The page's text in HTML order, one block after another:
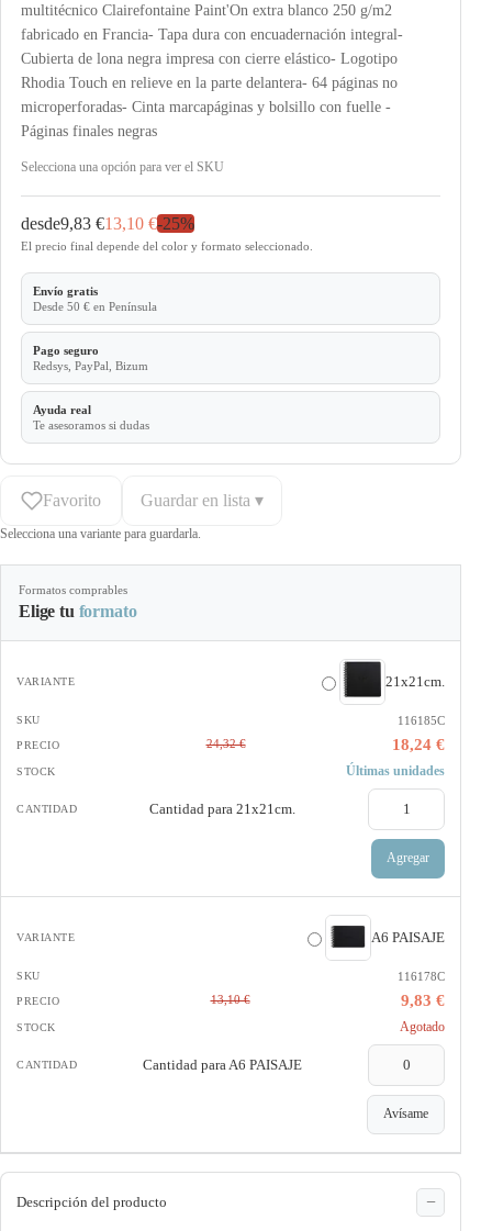
multitécnico Clairefontaine Paint'On extra blanco 250 g/m2
fabricado en Francia- Tapa dura con encuadernación integral-
Cubierta de lona negra impresa con cierre elástico- Logotipo
Rhodia Touch en relieve en la parte delantera- 64 páginas no
microperforadas- Cinta marcapáginas y bolsillo con fuelle -
Páginas finales negras
Selecciona una opción para ver el SKU
desde9,83 €13,10 €-25%
El precio final depende del color y formato seleccionado.
Envío gratis
Desde 50 € en Península
Pago seguro
Redsys, PayPal, Bizum
Ayuda real
Te asesoramos si dudas
Favorito Guardar en lista ▾
Selecciona una variante para guardarla.
Formatos comprables
Elige tu formato
21x21cm.
116185C
24,32 €
18,24 €
Últimas unidades
Cantidad para 21x21cm.
Agregar
A6 PAISAJE
116178C
13,10 €
9,83 €
Agotado
Cantidad para A6 PAISAJE
Avísame
Descripción del producto